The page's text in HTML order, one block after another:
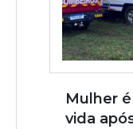
Mulher
vida